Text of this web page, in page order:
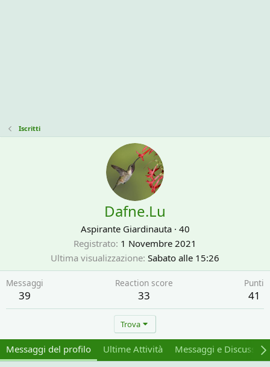
Iscritti
Dafne.Lu
Aspirante Giardinauta · 40
Registrato 1 Novembre 2021
Ultima visualizzazione Sabato alle 15:26
Messaggi
39
Reaction score
33
Punti
41
Trova
Messaggi del profilo Ultime Attività Messaggi e